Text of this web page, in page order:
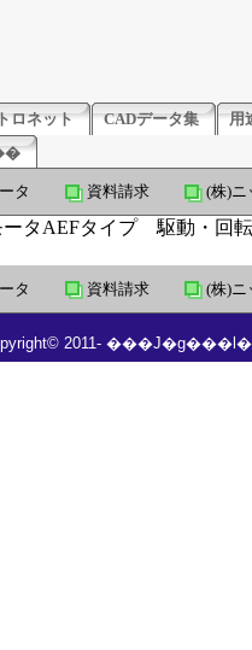
ロネット CADデータ集 用
タ 資料請求 (株)ニ
タ 資料請求 (株)ニ
2011-